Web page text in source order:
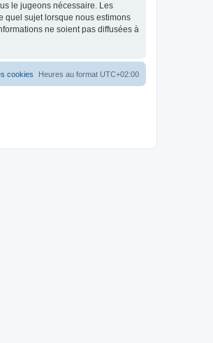
le jugeons nécessaire. Les
quel sujet lorsque nous estimons
ne soient pas diffusées à
Heures au format UTC+02:00
cookies